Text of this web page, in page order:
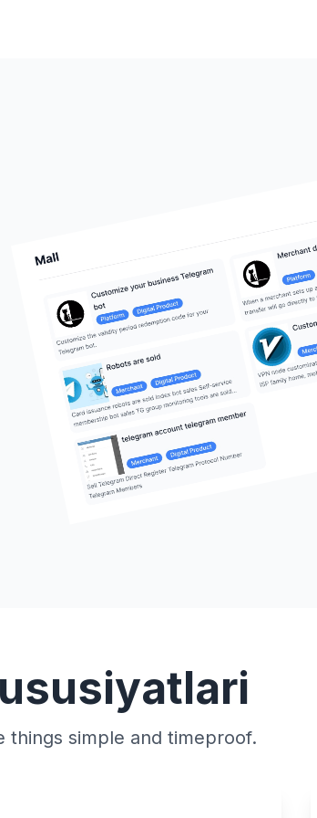
things simple and timeproof.